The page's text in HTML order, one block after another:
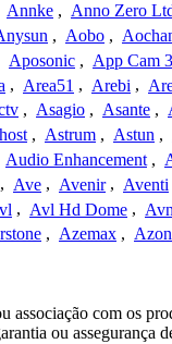
Annke , Anno Zero
, Aobo ,
Aposonic , App Cam
, Area51 , Arebi ,
, Asagio , Asante ,
, Astrum , Astun ,
Audio Enhancement ,
, Ave , Avenir , Aventi
, Avl Hd Dome , Avn
, Azemax ,
com os
ou assegurança